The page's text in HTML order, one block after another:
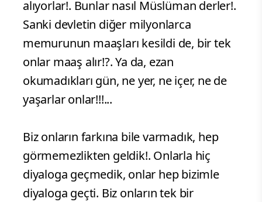
alıyorlar!. Bunlar nasıl Müslüman derler!.
Sanki devletin diğer milyonlarca
memurunun maaşları kesildi de, bir tek
onlar maaş alır!?. Ya da, ezan
okumadıkları gün, ne yer, ne içer, ne de
yaşarlar onlar!!!...
Biz onların farkına bile varmadık, hep
görmemezlikten geldik!. Onlarla hiç
diyaloga geçmedik, onlar hep bizimle
diyaloga geçti. Biz onların tek bir